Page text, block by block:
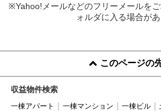
※Yahoo!メールなどのフリーメールを
ォルダに入る場合があ
このページの
収益物件検索
一棟アパート 一棟マンション 一棟ビル